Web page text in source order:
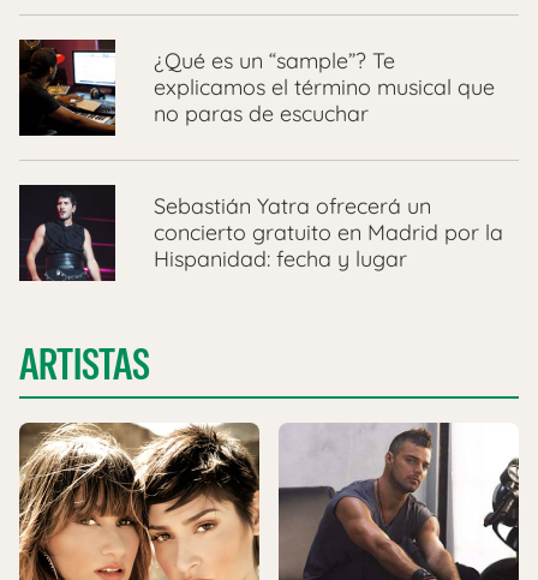
¿Qué es un “sample”? Te
explicamos el término musical que
no paras de escuchar
Sebastián Yatra ofrecerá un
concierto gratuito en Madrid por la
Hispanidad: fecha y lugar
ARTISTAS